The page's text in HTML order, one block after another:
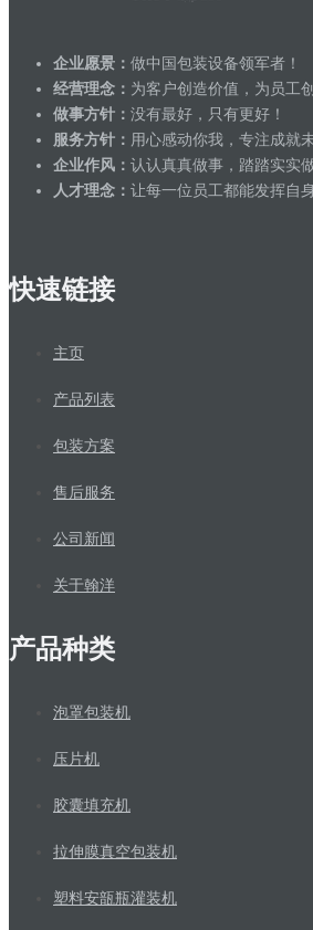
企业愿景： 做中国包装设备领军者！
经营理念： 为客户创造价值，为员工
做事方针： 没有最好，只有更好！
服务方针： 用心感动你我，专注成就
企业作风： 认认真真做事，踏踏实实
人才理念： 让每一位员工都能发挥自
快速链接
主页
产品列表
包装方案
售后服务
公司新闻
关于翰洋
产品种类
泡罩包装机
压片机
胶囊填充机
拉伸膜真空包装机
塑料安瓿瓶灌装机